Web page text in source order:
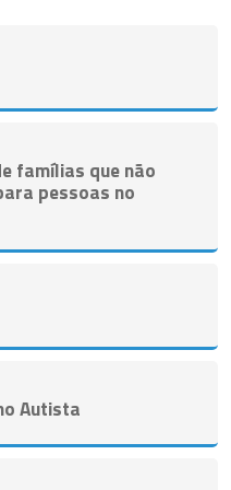
famílias que não
pessoas no
Autista